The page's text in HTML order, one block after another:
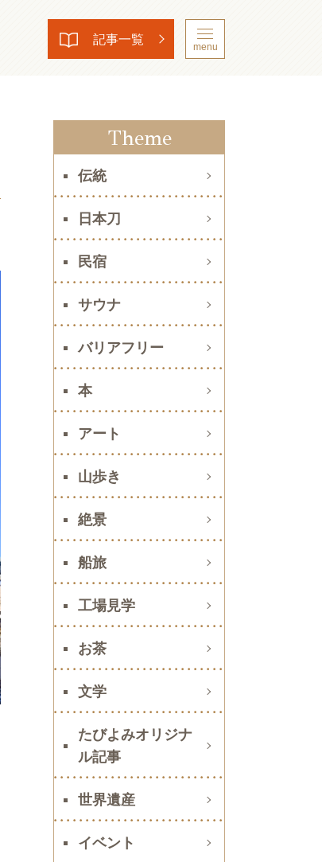
記事一覧
menu
Theme
伝統
日本刀
民宿
サウナ
バリアフリー
本
アート
山歩き
絶景
船旅
工場見学
お茶
文学
たびよみオリジナ
ル記事
世界遺産
イベント